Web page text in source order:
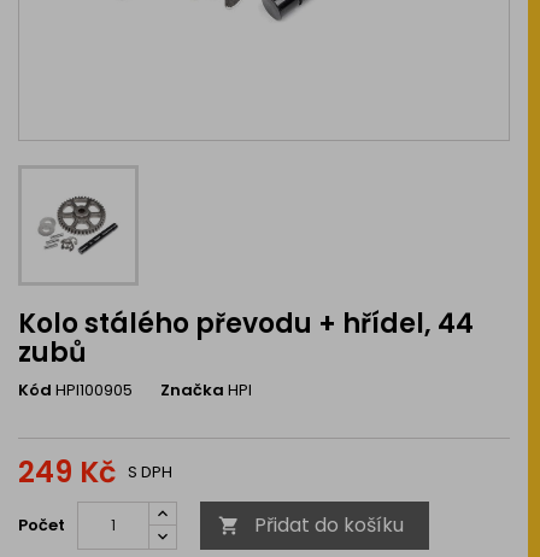
Kolo stálého převodu + hřídel, 44
zubů
Kód HPI100905 Značka HPI
249 Kč S DPH
Počet  Přidat do košíku